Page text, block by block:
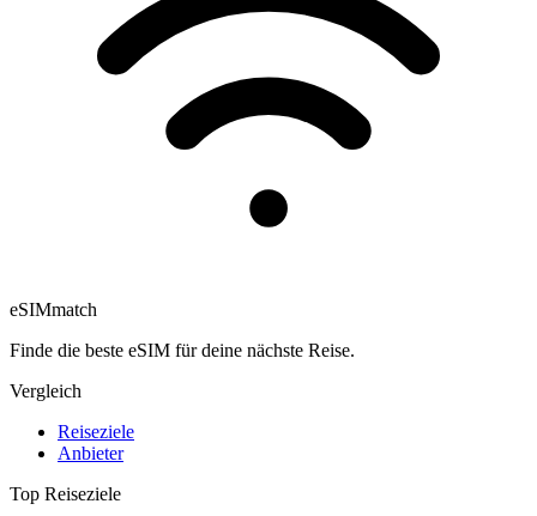
eSIMmatch
Finde die beste eSIM für deine nächste Reise.
Vergleich
Reiseziele
Anbieter
Top Reiseziele